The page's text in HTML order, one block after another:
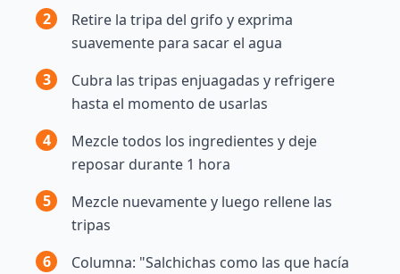
2
Retire la tripa del grifo y exprima
suavemente para sacar el agua
3
Cubra las tripas enjuagadas y refrigere
hasta el momento de usarlas
4
Mezcle todos los ingredientes y deje
reposar durante 1 hora
5
Mezcle nuevamente y luego rellene las
tripas
6
Columna: "Salchichas como las que hacía